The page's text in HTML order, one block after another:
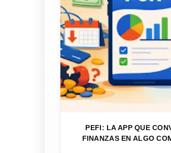
PEFI: LA APP QUE
FINANZAS EN ALGO